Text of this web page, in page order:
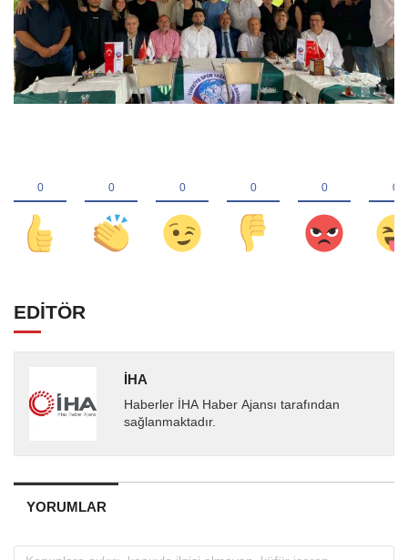
EDİTÖR
İHA
Haberler İHA Haber Ajansı tarafından
sağlanmaktadır.
YORUMLAR